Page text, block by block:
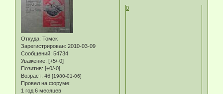
Откуда: Томск
Зарегистрирован: 2010-03-09
Сообщений: 54734
Уважение: [+5/-0]
Позитив: [+0/-0]
Возраст: 46 [1980-01-06]
Провел на форуме:
1 год 6 месяцев
0